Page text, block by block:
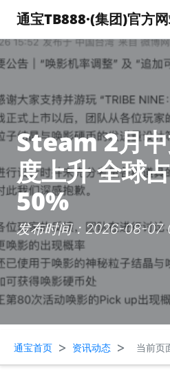
通宝TB888·(集团)官方
Steam 2月
度上升 全球
50%
发布时间：2026-08-07
通宝首页 > 资讯动态 > 当前页